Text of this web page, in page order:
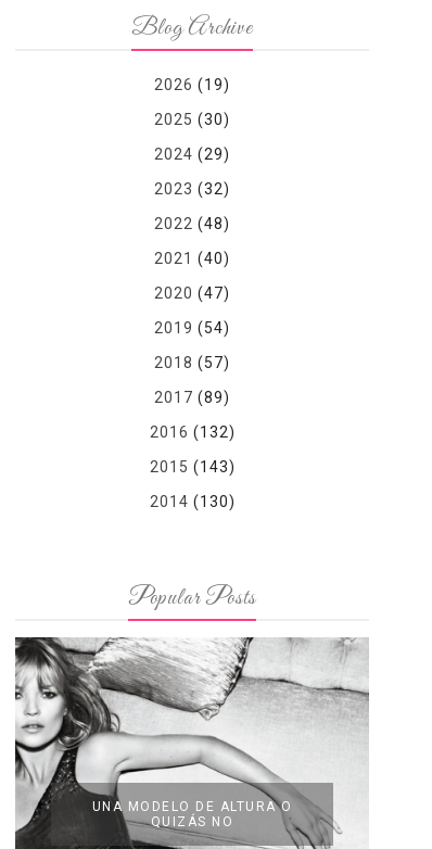
Blog Archive
2026 (19)
2025 (30)
2024 (29)
2023 (32)
2022 (48)
2021 (40)
2020 (47)
2019 (54)
2018 (57)
2017 (89)
2016 (132)
2015 (143)
2014 (130)
Popular Posts
UNA MODELO DE ALTURA O
QUIZÁS NO